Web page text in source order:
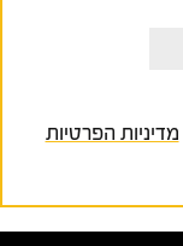
מדיניות הפרטיות